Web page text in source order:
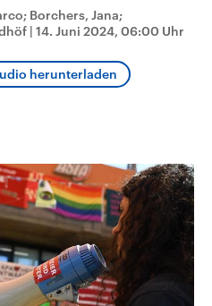
aus
mit großem Einfluss auf
aktuelle Weltgeschehen.
Podcasts
Borchers, Jana;
| 14. Juni 2024, 06:00 Uhr
herunterladen